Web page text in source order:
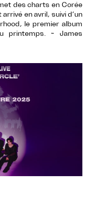
des charts en Corée
en avril, suivi d’un
le premier album
printemps. ~ James